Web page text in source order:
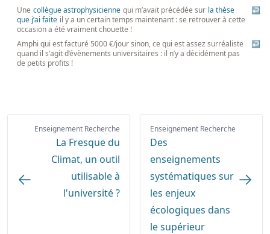
Une collègue astrophysicienne qui m’avait précédée sur la thèse
que j’ai faite il y a un certain temps maintenant : se retrouver à cette
occasion a été vraiment chouette !
↩
Amphi qui est facturé 5000 €/jour sinon, ce qui est assez surréaliste
quand il s’agit d’évènements universitaires : il n’y a décidément pas
de petits profits !
↩
Enseignement Recherche
La Fresque du
Climat, un outil
utilisable à
l'université ?
Enseignement Recherche
Des
enseignements
systématiques sur
les enjeux
écologiques dans
le supérieur